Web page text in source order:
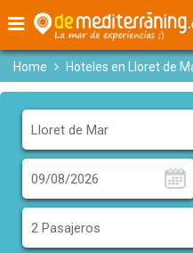
Home Hoteles en Lloret de
2 Pasajeros